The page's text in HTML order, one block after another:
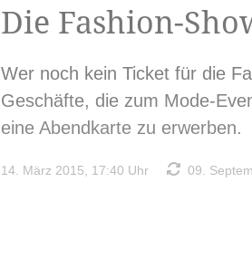
Die Fashion-
Wer noch kein Ticket für die
Geschäfte, die zum Mode-
eine Abendkarte zu erwerben.
14. März 2015, 17:40 Uhr 09.